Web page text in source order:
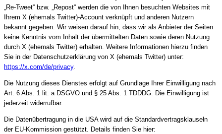
„Re-Tweet“ bzw. „Repost“ werden die von Ihnen besuchten Websites mit
Ihrem X (ehemals Twitter)-Account verknüpft und anderen Nutzern
bekannt gegeben. Wir weisen darauf hin, dass wir als Anbieter der Seiten
keine Kenntnis vom Inhalt der übermittelten Daten sowie deren Nutzung
durch X (ehemals Twitter) erhalten. Weitere Informationen hierzu finden
Sie in der Datenschutzerklärung von X (ehemals Twitter) unter:
https://x.com/de/privacy.
Die Nutzung dieses Dienstes erfolgt auf Grundlage Ihrer Einwilligung nach
Art. 6 Abs. 1 lit. a DSGVO und § 25 Abs. 1 TDDDG. Die Einwilligung ist
jederzeit widerrufbar.
Die Datenübertragung in die USA wird auf die Standardvertragsklauseln
der EU-Kommission gestützt. Details finden Sie hier: